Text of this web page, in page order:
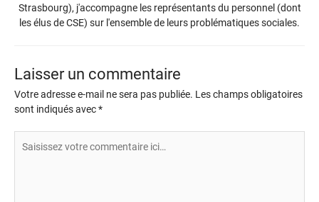
Strasbourg), j'accompagne les représentants du personnel (dont
les élus de CSE) sur l'ensemble de leurs problématiques sociales.
Laisser un commentaire
Votre adresse e-mail ne sera pas publiée. Les champs obligatoires
sont indiqués avec*
votre